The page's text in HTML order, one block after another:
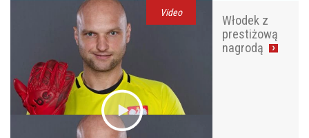
Video
Włodek z
prestiżową
nagrodą